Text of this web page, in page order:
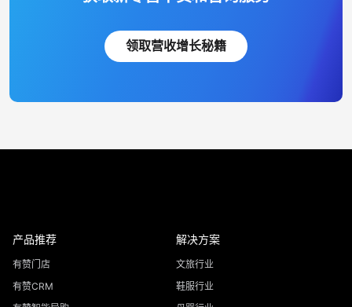
领取营收增长秘籍
产品推荐
有赞门店
有赞CRM
解决方案
文旅行业
鞋服行业